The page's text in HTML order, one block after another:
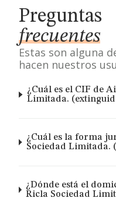
Preguntas
frecuentes
Estas son alguna
hacen nuestros
¿Cuál es el CIF de
Limitada.
¿Cuál es la forma
Sociedad Limitada.
¿Dónde está el
Ricla Sociedad